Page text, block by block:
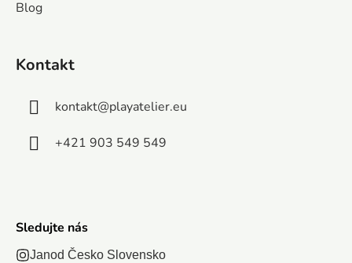
Blog
Kontakt
kontakt@playatelier.eu
+421 903 549 549
Sledujte nás
Janod Česko Slovensko